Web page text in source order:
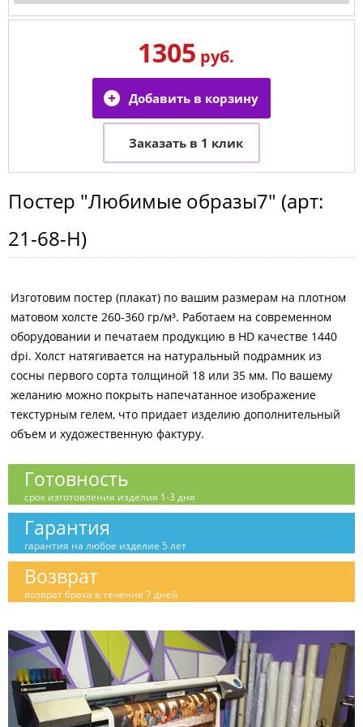
1305 руб.
Постер "Любимые образы7" (арт:
21-68-H)
Изготовим постер (плакат) по вашим размерам на плотном
матовом холсте 260-360 гр/м³. Работаем на современном
оборудовании и печатаем продукцию в HD качестве 1440
dpi. Холст натягивается на натуральный подрамник из
сосны первого сорта толщиной 18 или 35 мм. По вашему
желанию можно покрыть напечатанное изображение
текстурным гелем, что придает изделию дополнительный
объем и художественную фактуру.
Готовность
срок изготовления изделия 1-3 дня
Гарантия
гарантия на любое изделие 5 лет
Возврат
возврат брака в течение 7 дней